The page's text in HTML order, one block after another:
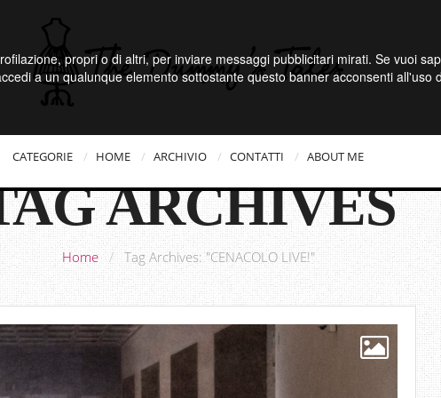
propri o di altri, per inviare messaggi pubblicitari mirati. Se vuoi
a un qualunque elemento sottostante questo banner acconsenti all'uso
CATEGORIE HOME ARCHIVIO CONTATTI ABOUT ME
ARCHIVES
Home / Tag Archives: "CENACOLO LIVE!"